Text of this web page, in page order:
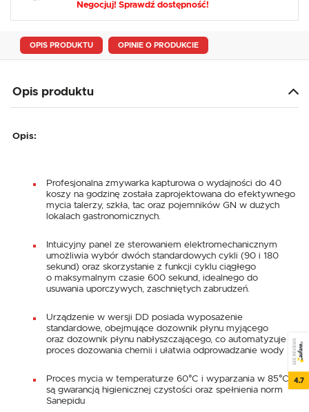
Negocjuj! Sprawdź dostępność!
OPIS PRODUKTU OPINIE O PRODUKCIE
Opis produktu
Opis:
Profesjonalna zmywarka kapturowa o wydajności do 40
koszy na godzinę została zaprojektowana do efektywnego
mycia talerzy, szkła, tac oraz pojemników GN w dużych
lokalach gastronomicznych.
Intuicyjny panel ze sterowaniem elektromechanicznym
umożliwia wybór dwóch standardowych cykli (90 i 180
sekund) oraz skorzystanie z funkcji cyklu ciągłego
o maksymalnym czasie 600 sekund, idealnego do
usuwania uporczywych, zaschniętych zabrudzeń.
Urządzenie w wersji DD posiada wyposażenie
standardowe, obejmujące dozownik płynu myjącego
oraz dozownik płynu nabłyszczającego, co automatyzuje
proces dozowania chemii i ułatwia odprowadzanie wody
Proces mycia w temperaturze 60°C i wyparzania w 85°C
są gwarancją higienicznej czystości oraz spełnienia norm
Sanepidu
SEE REVIEWS
4.7